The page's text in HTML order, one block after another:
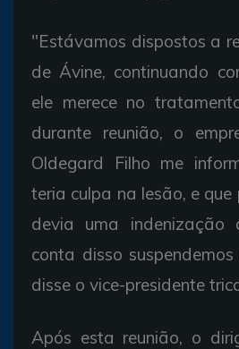
"Estávamos dispostos a
de Ávine, continuando
ele merece no
durante reunião, o
Oldegard Filho me
teria culpa na lesão, e
devia uma indenização
conta disso suspendemos
disse o vice-presidente
Após esta reunião, o